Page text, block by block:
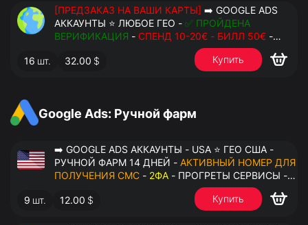
[ПРЕДЗАКАЗ НА ВАШИ КАРТЫ] ➡️ GOOGLE ADS
АККАУНТЫ ⭐ ЛЮБОЕ ГЕО - ✅ ПРОЙДЕНА
ВЕРИФИКАЦИЯ - СПЕНД 10-20€ - БИЛЛ 50€ -
АКТИВНЫЙ НОМЕР ДЛЯ ПОВТОРНЫХ СМС-
И РЕЗЕРВНЫЕ КОДЫ
- РУЧНОЙ ФАРМ -
РЕЗЕРВНАЯ ПОЧТА С ДОСТУПОМ - ПЕРЕДАЧА В
16 шт. 32.00 $ Купить
Google Ads: Ручной фарм
➡️ GOOGLE ADS АККАУНТЫ - USA ⭐ ГЕО США -
РУЧНОЙ ФАРМ 14 ДНЕЙ - АКТИВНЫЙ НОМЕР ДЛЯ
ПОЛУЧЕНИЯ СМС - 2ФА - ПРОГРЕТЫ СЕРВИСЫ -
9 шт. 12.00 $ Купить